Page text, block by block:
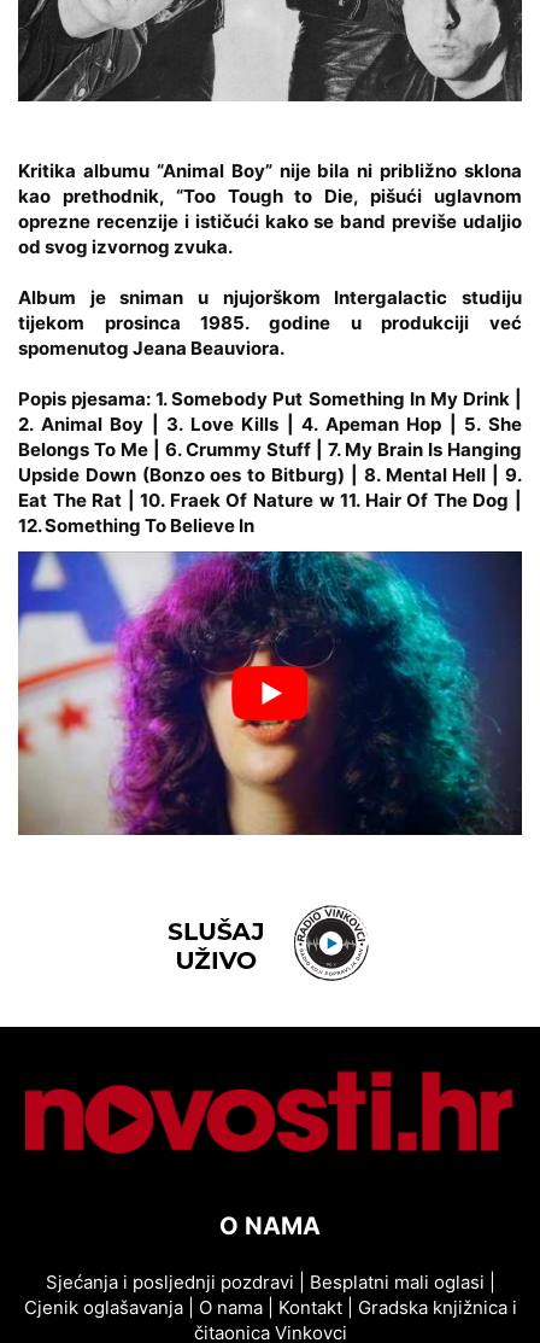
Kritika albumu “Animal Boy” nije bila ni približno sklona
kao prethodnik, “Too Tough to Die, pišući uglavnom
oprezne recenzije i ističući kako se band previše udaljio
od svog izvornog zvuka.
Album je sniman u njujorškom Intergalactic studiju
tijekom prosinca 1985. godine u produkciji već
spomenutog Jeana Beauviora.
Popis pjesama: 1. Somebody Put Something In My Drink |
2. Animal Boy | 3. Love Kills | 4. Apeman Hop | 5. She
Belongs To Me | 6. Crummy Stuff | 7. My Brain Is Hanging
Upside Down (Bonzo oes to Bitburg) | 8. Mental Hell | 9.
Eat The Rat | 10. Fraek Of Nature w 11. Hair Of The Dog |
12. Something To Believe In
O NAMA
Sjećanja i posljednji pozdravi Besplatni mali oglasi
Cjenik oglašavanja| O nama| Kontakt| Gradska knjižnica i
čitaonica Vinkovci